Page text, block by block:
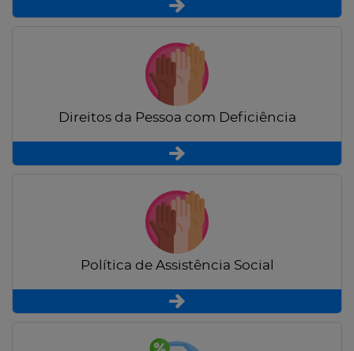
Direitos da Pessoa com Deficiência
Política de Assistência Social